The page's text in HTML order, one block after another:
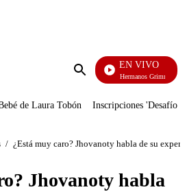
Enviar
EN VIVO
Cuentos De Los Hermanos Grimm
de Laura Tobón Inscripciones 'Desafío'
/ ¿Está muy caro? Jhovanoty habla de su
Jhovanoty habla